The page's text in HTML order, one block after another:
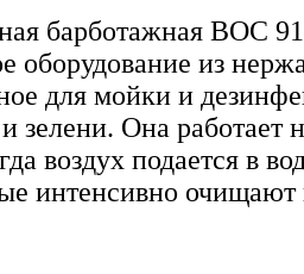
барботажная ВОС
оборудование из
для мойки и
зелени. Она работает
воздух подается в
интенсивно очищают